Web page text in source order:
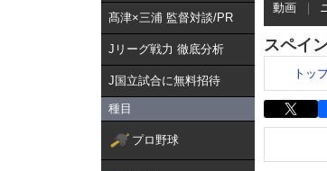
髙津×三浦 監督対談/PR
Jリーグ戦力 徹底分析
J国立試合に無料招待
種目
プロ野球
動画
スペイ
トッ